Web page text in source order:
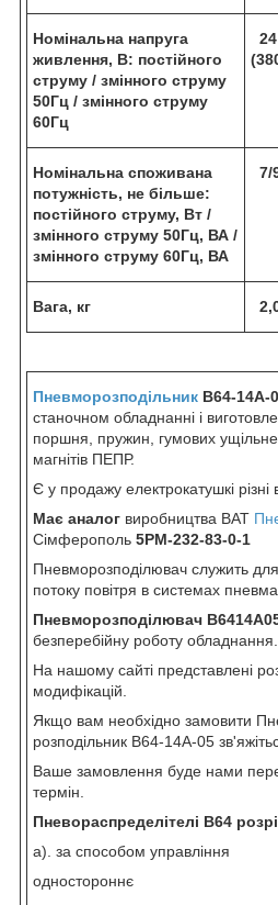
Номінальна напруга
живлення, В: постійного
струму / змінного струму
50Гц / змінного струму
60Гц
Номінальна споживана
потужність, не більше:
постійного струму, Вт /
змінного струму 50Гц, ВА /
змінного струму 60Гц, ВА
7/
Вага, кг
Пневморозподільник В64-14А-
станочном обладнанні і
поршня, пружин, гумових
магнітів ПЕПР.
Є у продажу електрокатушкі різні
Має аналог виробництва ВАТ
Сімферополь 5РМ-232-83-0-1
Пневморозподілювач служить
потоку повітря в системах
Пневморозподілювач
безперебійну роботу обладнання.
На нашому сайті представлені
модифікацій.
Якщо вам необхідно замовити
розподільник В64-14А-05
Ваше замовлення буде нами
термін.
Пневораспределітелі В64
а). за способом управління
одностороннє